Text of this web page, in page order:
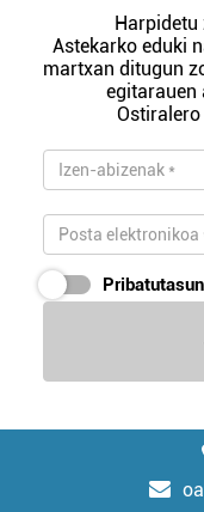
Astekarko eduki
martxan ditugun
egitarauen